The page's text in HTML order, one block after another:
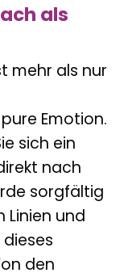
als
mehr als nur
Emotion.
sich ein
nach
sorgfältig
Linien und
den